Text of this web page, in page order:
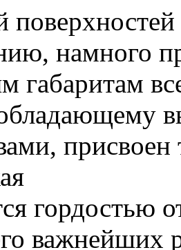
намного
габаритам
присвоен
гордостью
важнейших